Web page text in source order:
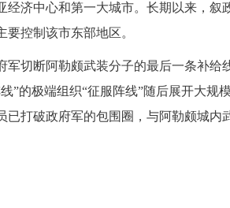
济中心和第一大城市。长期以来，叙
要控制该市东部地区。
切断阿勒颇武装分子的最后一条补给
”的极端组织“征服阵线”随后展开大规
已打破政府军的包围圈，与阿勒颇城内